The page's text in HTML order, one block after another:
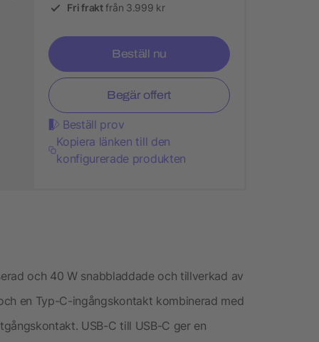
Fri fraktfrån 3.999 kr
Beställ nu
Begär offert
Beställ prov
Kopiera länken till den
konfigurerade produkten
och 40 W snabbladdade och tillverkad av
en Typ-C-ingångskontakt kombinerad med
USB-C till USB-C ger en